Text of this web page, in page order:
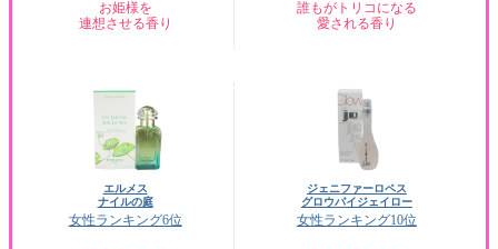
お姫様を
連想させる香り
誰もがトリコになる
愛される香り
エルメス
ナイルの庭
女性ランキング6位
ジェニファーロペス
グロウバイジェイロー
女性ランキング10位